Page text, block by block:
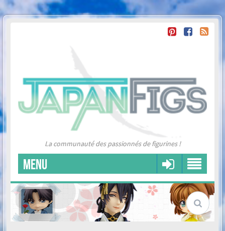
La communauté des passionnés de figurines !
MENU